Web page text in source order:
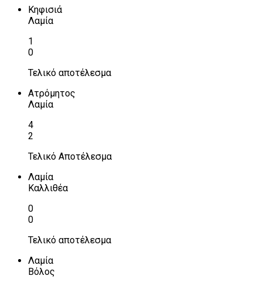
Κηφισιά
Λαμία
1
0
Τελικό αποτέλεσμα
Ατρόμητος
Λαμία
4
2
Τελικό Αποτέλεσμα
Λαμία
Καλλιθέα
0
0
Τελικό αποτέλεσμα
Λαμία
Βόλος